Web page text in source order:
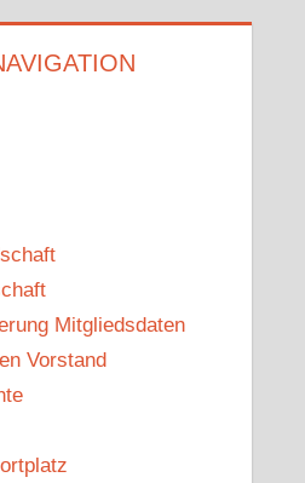
Mitgliedsdaten
Vorstand